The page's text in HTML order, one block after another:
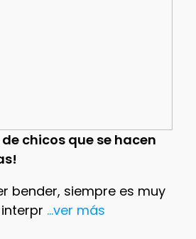
chicos que se hacen
bender, siempre es muy
...ver más